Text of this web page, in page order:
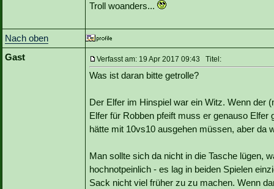
Troll woanders...
Nach oben
Gast
Verfasst am: 19 Apr 2017 09:43 Titel:
Was ist daran bitte getrolle?
Der Elfer im Hinspiel war ein Witz. Wenn der
Elfer für Robben pfeift muss er genauso
hätte mit 10vs10 ausgehen müssen, aber da
Man sollte sich da nicht in die Tasche lügen,
hochnotpeinlich - es lag in beiden Spielen
Sack nicht viel früher zu zu machen. Wenn